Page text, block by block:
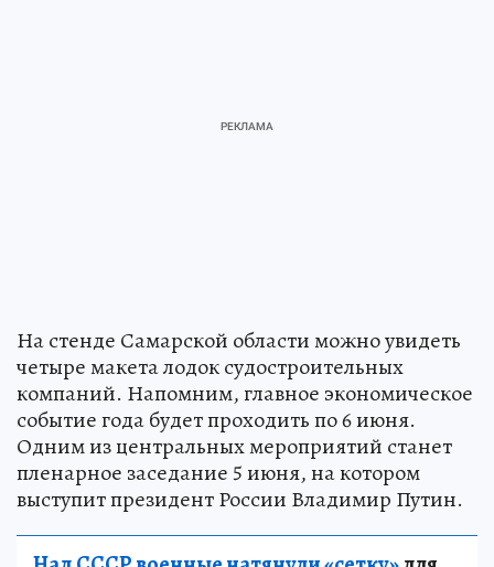
На стенде Самарской области можно увидеть
четыре макета лодок судостроительных
компаний. Напомним, главное экономическое
событие года будет проходить по 6 июня.
Одним из центральных мероприятий станет
пленарное заседание 5 июня, на котором
выступит президент России Владимир Путин.